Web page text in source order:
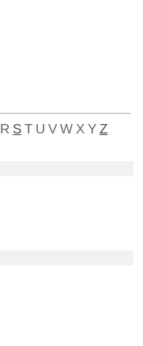
R S T U V W X Y Z